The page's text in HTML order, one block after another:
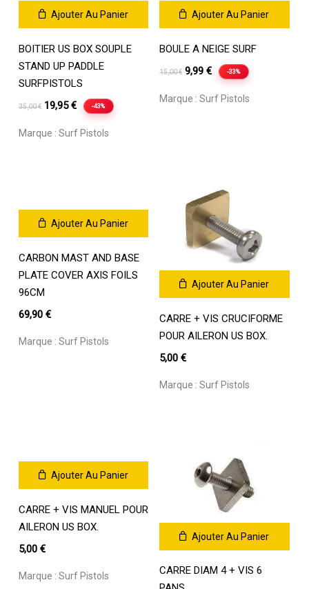
Ajouter Au Panier
BOITIER US BOX SOUPLE
STAND UP PADDLE
SURFPISTOLS
35,00€ Le
initial
19,95€Le
actuel
-43%
Marque : Surf Pistols
Ajouter Au Panier
BOULE A NEIGE SURF
15,00€ Le
initial
9,99€Le
actuel
-33%
Marque :Surf Pistols
Ajouter Au Panier
CARBON MAST AND BASE
PLATE COVER AXIS FOILS
96CM
69,90 €
Marque : Surf Pistols
Ajouter Au Panier
CARRE + VIS CRUCIFORME
POUR AILERON US BOX.
5,00€
Marque :Surf Pistols
Ajouter Au Panier
CARRE + VIS MANUEL POUR
AILERON US BOX.
5,00 €
Marque : Surf Pistols
Ajouter Au Panier
CARRE DIAM 4 + VIS 6